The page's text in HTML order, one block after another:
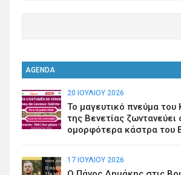
AGENDA
20 ΙΟΥΛΊΟΥ 2026
Το μαγευτικό πνεύμα του
της Βενετίας
ομορφότερα κάστρα του
17 ΙΟΥΛΊΟΥ 2026